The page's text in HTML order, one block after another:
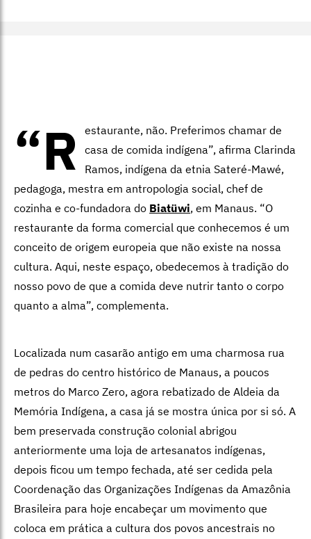
“R
estaurante, não. Preferimos chamar de
casa de comida indígena”, afirma Clarinda
Ramos, indígena da etnia Sateré-Mawé,
pedagoga, mestra em antropologia social, chef de
cozinha e co-fundadora do Biatüwi, em Manaus. “O
restaurante da forma comercial que conhecemos é um
conceito de origem europeia que não existe na nossa
cultura. Aqui, neste espaço, obedecemos à tradição do
nosso povo de que a comida deve nutrir tanto o corpo
quanto a alma”, complementa.
Localizada num casarão antigo em uma charmosa rua
de pedras do centro histórico de Manaus, a poucos
metros do Marco Zero, agora rebatizado de Aldeia da
Memória Indígena, a casa já se mostra única por si só. A
bem preservada construção colonial abrigou
anteriormente uma loja de artesanatos indígenas,
depois ficou um tempo fechada, até ser cedida pela
Coordenação das Organizações Indígenas da Amazônia
Brasileira para hoje encabeçar um movimento que
coloca em prática a cultura dos povos ancestrais no